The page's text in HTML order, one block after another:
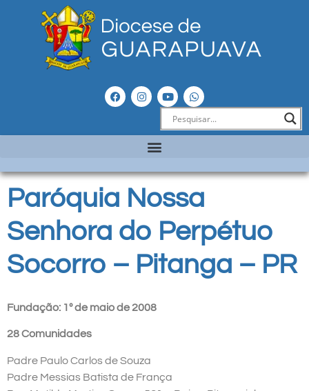
Paróquia Nossa
Senhora do Perpétuo
Socorro – Pitanga – PR
Fundação: 1º de maio de 2008
28 Comunidades
Padre Paulo Carlos de Souza
Padre Messias Batista de França